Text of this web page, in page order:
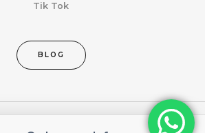
Tik Tok
BLOG
Amorinna | Powered by Amorinna